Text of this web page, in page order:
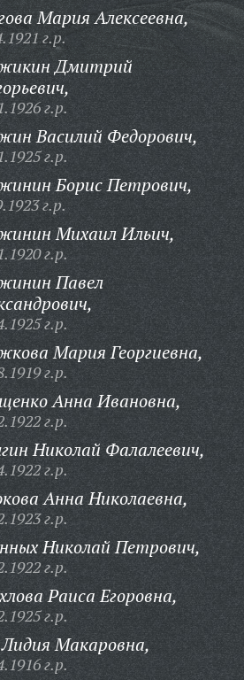
Мария Алексеевна,
г.р.
Дмитрий
г.р.
Василий Федорович,
г.р.
Борис Петрович,
г.р.
Михаил Ильич,
г.р.
Павел
г.р.
Мария Георгиевна,
г.р.
Анна Ивановна,
г.р.
Николай Фалалеевич,
г.р.
Анна Николаевна,
г.р.
Николай Петрович,
г.р.
Раиса Егоровна,
г.р.
Макаровна,
г.р.